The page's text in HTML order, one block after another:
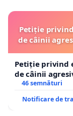
Petiție
de câinii
Petiție privind
de câinii
46 semnături
Notificare de